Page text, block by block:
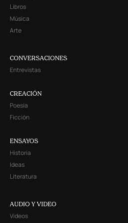
Libros
Música
Arte
CONVERSACIONES
Entrevistas
CREACIÓN
Poesía
Ficción
ENSAYOS
Historia
Ideas
Literatura
AUDIO Y VIDEO
Videos